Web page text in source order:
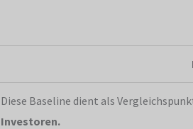
Diese Baseline dient als
Investoren.